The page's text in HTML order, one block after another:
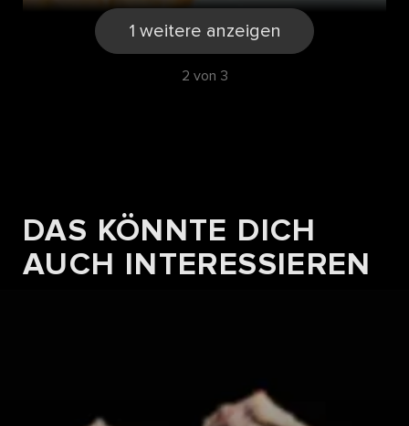
REZEPTE
ENTRECÔTE AM STÜCK MIT
1 weitere anzeigen
2 von 3
DAS KÖNNTE DICH
AUCH INTERESSIEREN